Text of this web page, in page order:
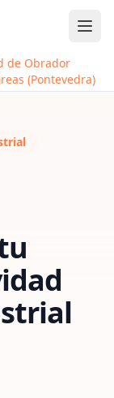
de Obrador
(Pontevedra)